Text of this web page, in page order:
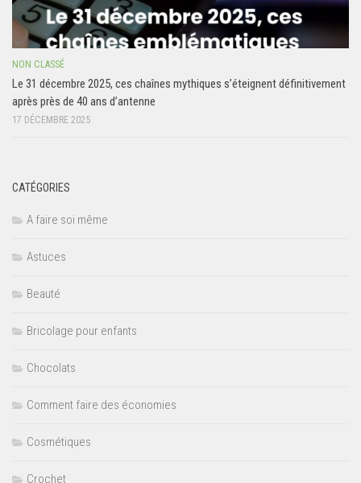
NON CLASSÉ
Le 31 décembre 2025, ces chaînes mythiques s’éteignent définitivement
après près de 40 ans d’antenne
17 DÉCEMBRE 2025
CATÉGORIES
A faire soi même
Astuces
Beauté
Bricolage pour enfants
Chocolats
Comment faire des économies
Cosmétiques
Crochet